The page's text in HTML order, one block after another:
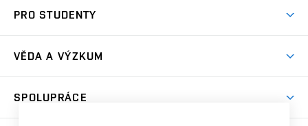
Koleje
Sport na VUT
Dny otevřených dveří
Celoživotní vzdělávání
PRO STUDENTY
Harmonogram akademického roku
Závěrečné práce
Zpracování osobních údajů studentů
Sociální bezpečí
Studium bez bariér
VĚDA A VÝZKUM
SPOLUPRÁCE